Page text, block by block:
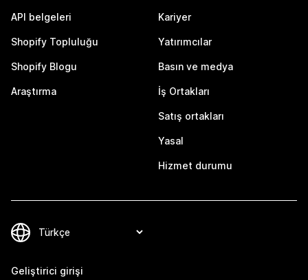
API belgeleri
Shopify Topluluğu
Shopify Blogu
Araştırma
Kariyer
Yatırımcılar
Basın ve medya
İş Ortakları
Satış ortakları
Yasal
Hizmet durumu
Geliştirici girişi